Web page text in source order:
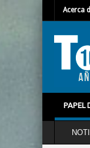
Acerca
PAPEL
Director General para